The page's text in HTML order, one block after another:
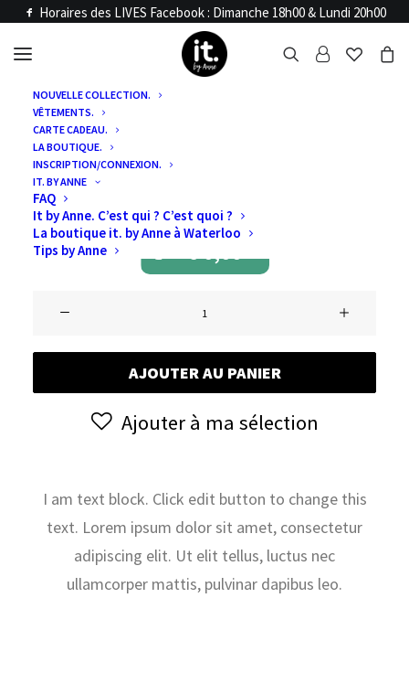
Horaires des LIVES Facebook : Dimanche 18h00 & Lundi 20h00
NOUVELLE COLLECTION.
VÊTEMENTS.
CARTE CADEAU.
LA BOUTIQUE.
INSCRIPTION/CONNEXION.
IT. BY ANNE
FAQ
It by Anne. C’est qui ? C’est quoi ?
La boutique it. by Anne à Waterloo
Tips by Anne
Accueil Articles LIVE
LIVE BIJOUX 22 &
23 OCTOBRE 2025
€0,00
LIVE
BIJOUX
22
&
2025
AJOUTER AU PANIER
Ajouter à ma sélection
I am text block. Click edit button to change this
text. Lorem ipsum dolor sit amet, consectetur
adipiscing elit. Ut elit tellus, luctus nec
ullamcorper mattis, pulvinar dapibus leo.